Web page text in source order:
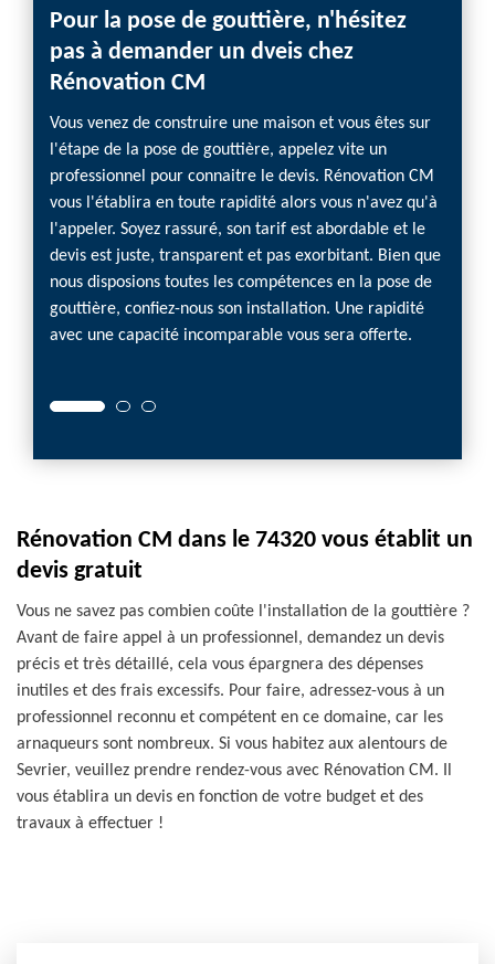
Pour la pose de gouttière, n'hésitez
pas à demander un dveis chez
Rénovation CM
Vous venez de construire une maison et vous êtes sur
l'étape de la pose de gouttière, appelez vite un
professionnel pour connaitre le devis. Rénovation CM
vous l'établira en toute rapidité alors vous n'avez qu'à
l'appeler. Soyez rassuré, son tarif est abordable et le
devis est juste, transparent et pas exorbitant. Bien que
nous disposions toutes les compétences en la pose de
gouttière, confiez-nous son installation. Une rapidité
avec une capacité incomparable vous sera offerte.
Rénovation CM dans le 74320 vous établit un
devis gratuit
Vous ne savez pas combien coûte l'installation de la gouttière ?
Avant de faire appel à un professionnel, demandez un devis
précis et très détaillé, cela vous épargnera des dépenses
inutiles et des frais excessifs. Pour faire, adressez-vous à un
professionnel reconnu et compétent en ce domaine, car les
arnaqueurs sont nombreux. Si vous habitez aux alentours de
Sevrier, veuillez prendre rendez-vous avec Rénovation CM. Il
vous établira un devis en fonction de votre budget et des
travaux à effectuer !